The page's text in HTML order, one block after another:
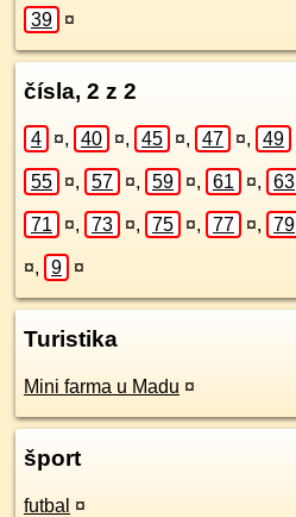
39 ¤
čísla, 2 z 2
4 ¤, 40 ¤, 45 ¤, 47 ¤, 49
55 ¤, 57 ¤, 59 ¤, 61 ¤, 63
71 ¤, 73 ¤, 75 ¤, 77 ¤, 79
¤, 9 ¤
Turistika
Mini farma u Madu ¤
šport
futbal ¤